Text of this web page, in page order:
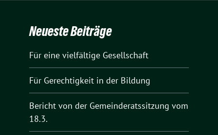
Neueste Beiträge
Für eine vielfältige Gesellschaft
Für Gerechtigkeit in der Bildung
Bericht von der Gemeinderatssitzung vom
18.3.